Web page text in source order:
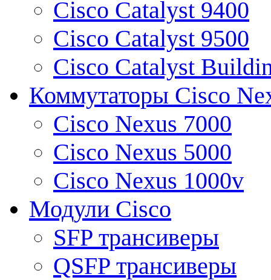
Cisco Catalyst 9400
Cisco Catalyst 9500
Cisco Catalyst
Коммутаторы Cisco
Cisco Nexus 7000
Cisco Nexus 5000
Cisco Nexus 1000v
Модули Cisco
SFP трансиверы
QSFP трансиверы